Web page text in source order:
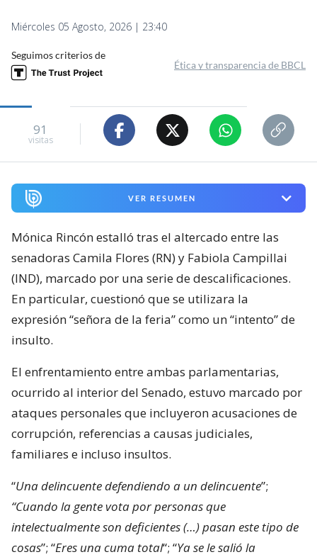
Miércoles 05 Agosto, 2026 | 23:40
Seguimos criterios de
Ética y transparencia de BBCL
91
visitas
VER RESUMEN
Mónica Rincón estalló tras el altercado entre las
senadoras Camila Flores (RN) y Fabiola Campillai
(IND), marcado por una serie de descalificaciones.
En particular, cuestionó que se utilizara la
expresión “señora de la feria” como un “intento” de
insulto.
El enfrentamiento entre ambas parlamentarias,
ocurrido al interior del Senado, estuvo marcado por
ataques personales que incluyeron acusaciones de
corrupción, referencias a causas judiciales,
familiares e incluso insultos.
“Una delincuente defendiendo a un delincuente”;
“Cuando la gente vota por personas que
intelectualmente son deficientes (…) pasan este tipo de
cosas”; “Eres una cuma total“; “Ya se le salió la